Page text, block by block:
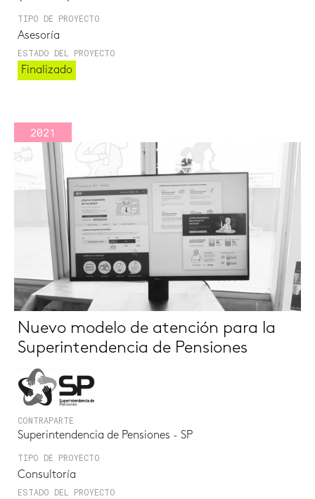
TIPO DE PROYECTO
Asesoría
ESTADO DEL PROYECTO
Finalizado
2021
Nuevo modelo de atención para la
Superintendencia de Pensiones
CONTRAPARTE
Superintendencia de Pensiones - SP
TIPO DE PROYECTO
Consultoría
ESTADO DEL PROYECTO